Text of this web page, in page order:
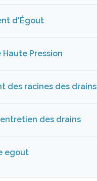
d'Égout
Pression
des racines des drains
des drains
egout